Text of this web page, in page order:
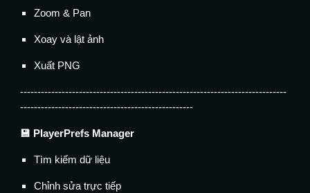
Zoom & Pan
Xoay và lật ảnh
Xuất PNG
-----------------------------------------------------------------------------
--------------------------------------------------
💾 PlayerPrefs Manager
Tìm kiếm dữ liệu
Chỉnh sửa trực tiếp